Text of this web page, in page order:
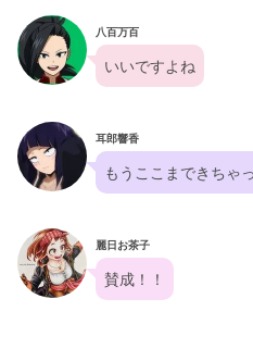
八百万百
いいですよね
耳郎響香
もうここまできちゃ
麗日お茶子
賛成！！